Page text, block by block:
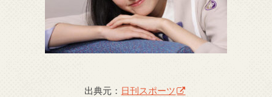
出典元： 日刊スポーツ